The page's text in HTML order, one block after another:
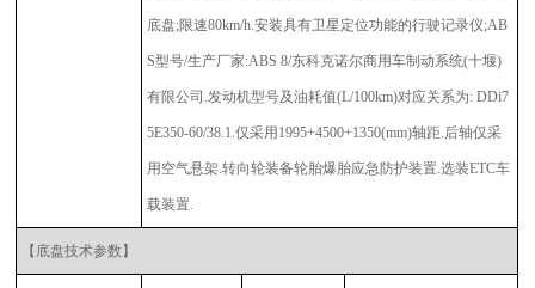
底盘;限速80km/h.安装具有卫星定位功能的行驶记录仪;AB
S型号/生产厂家:ABS 8/东科克诺尔商用车制动系统(十堰)
有限公司.发动机型号及油耗值(L/100km)对应关系为: DDi7
5E350-60/38.1.仅采用1995+4500+1350(mm)轴距.后轴仅采
用空气悬架.转向轮装备轮胎爆胎应急防护装置.选装ETC车
载装置.
【底盘技术参数】